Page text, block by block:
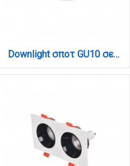
Downlight σποτ GU10 σε λευκή και μαύρη απόχρωση (X00310WB)